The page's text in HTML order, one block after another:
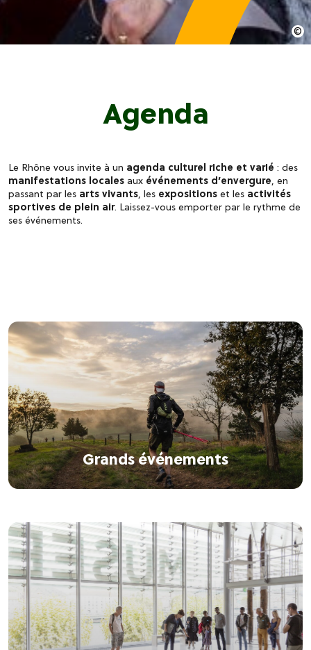
Agenda
Le Rhône vous invite à un agenda culturel riche et varié : des
manifestations locales aux événements d’envergure, en
passant par les arts vivants, les expositions et les activités
sportives de plein air. Laissez-vous emporter par le rythme de
ses événements.
Grands événements